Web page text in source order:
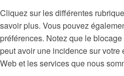
Cliquez sur les différentes
savoir plus. Vous pouvez
préférences. Notez que le
peut avoir une incidence sur
Web et les services que nous